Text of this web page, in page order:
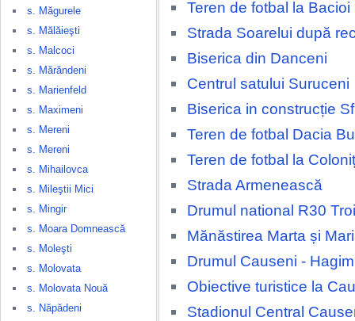
s. Măgurele
s. Mălăieşti
s. Malcoci
s. Mărăndeni
s. Marienfeld
s. Maximeni
s. Mereni
s. Mereni
s. Mihailovca
s. Mileştii Mici
s. Mingir
s. Moara Domnească
s. Moleşti
s. Molovata
s. Molovata Nouă
s. Năpădeni
Teren de fotbal la Bacioi
Strada Soarelui după
Biserica din Danceni
Centrul satului Suruceni
Biserica in construcție
Teren de fotbal Dacia
Teren de fotbal la
Strada Armenească
Drumul national R30
Mănăstirea Marta și
Drumul Causeni -
Obiective turistice la
Stadionul Central